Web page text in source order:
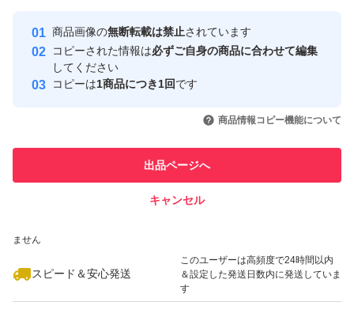
サポート致します。
支払方法詳細 ■ Yahoo!かんたん決済
ヤフーかんたん決済にて5日以内に決済処理で
上記期間内に取引が完了できない場合、落札者の都合で取
取引削除後、任意でマイナス評価を選択します。
安心取引出品者
心・安全なユーザーです
取引実績
引を完了させた実績があります
での取引実績があります
ません
スピード＆安心発送
このユーザーは高頻度で24時間以内
＆設定した発送日数内に発送していま
す
商品画像の無断転載は禁止されています
コピーされた情報は必ずご自身の商品に合わせて編集
してください
コピーは1商品につき1回です
商品情報コピー機能について
出品ページへ
キャンセル